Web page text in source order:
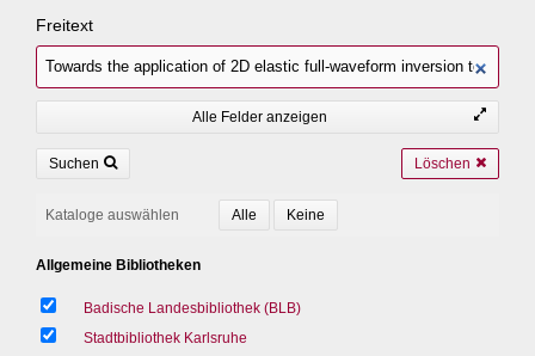
Freitext
Alle Felder anzeigen
Suchen Löschen
Kataloge auswählen
Allgemeine Bibliotheken
Badische Landesbibliothek (BLB)
Stadtbibliothek Karlsruhe